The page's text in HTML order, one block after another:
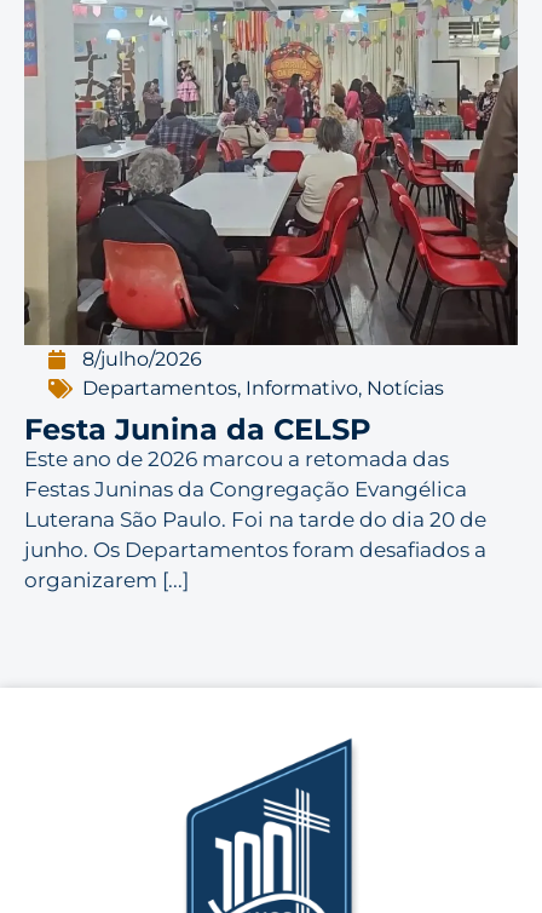
8/julho/2026
Departamentos, Informativo, Notícias
Festa Junina da CELSP
Este ano de 2026 marcou a retomada das
Festas Juninas da Congregação Evangélica
Luterana São Paulo. Foi na tarde do dia 20 de
junho. Os Departamentos foram desafiados a
organizarem [...]